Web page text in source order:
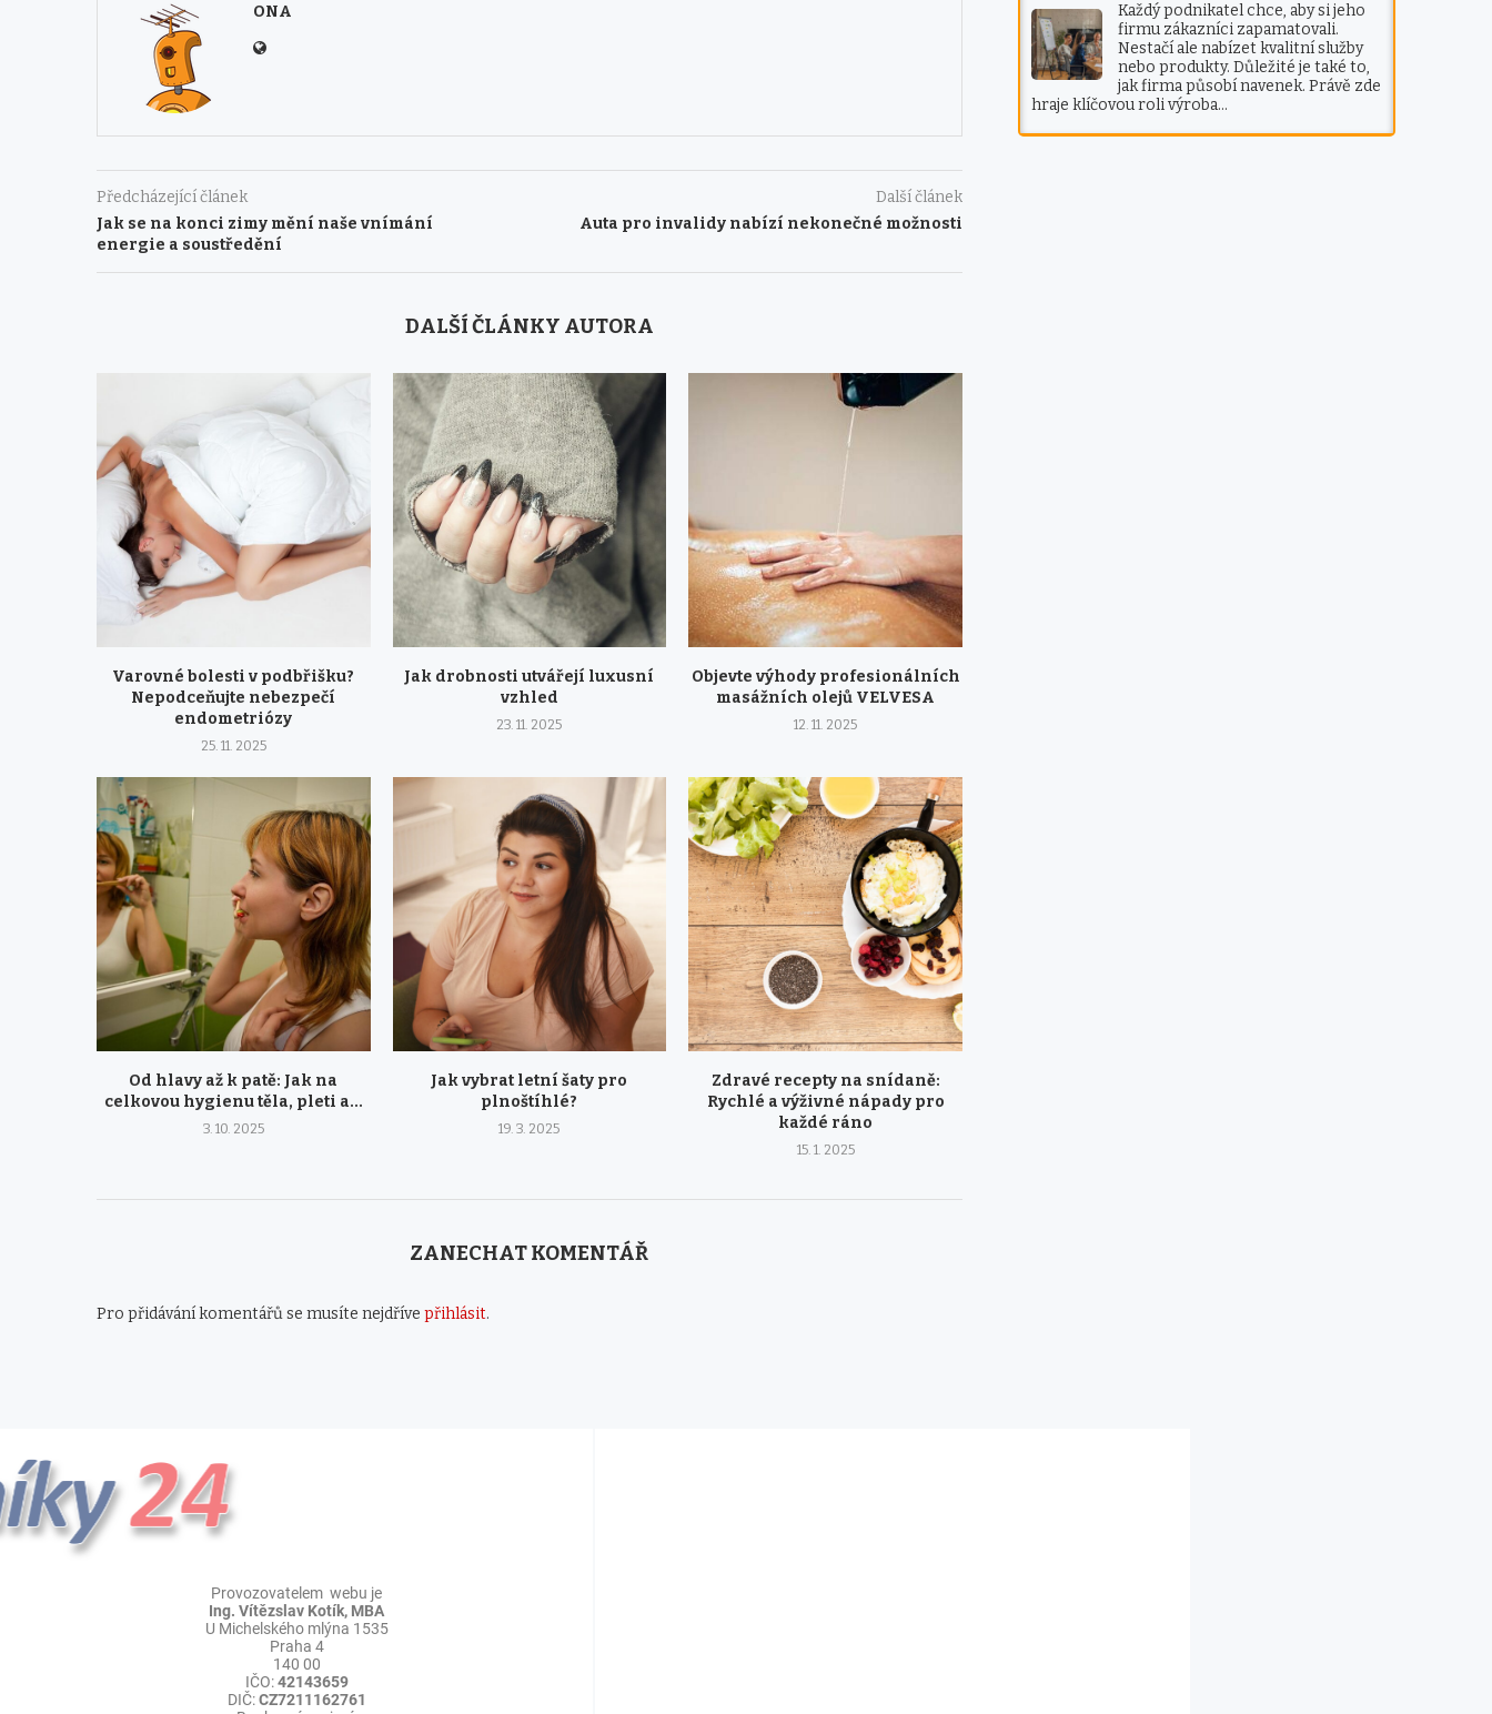
ONA
Předcházející článek
Jak se na konci zimy mění naše vnímání
energie a soustředění
Další článek
Auta pro invalidy nabízí nekonečné možnosti
DALŠÍ ČLÁNKY AUTORA
Varovné bolesti v podbřišku?
Nepodceňujte nebezpečí
endometriózy
25. 11. 2025
Jak drobnosti utvářejí luxusní
vzhled
23. 11. 2025
Objevte výhody profesionálních
masážních olejů VELVESA
12. 11. 2025
Od hlavy až k patě: Jak na
celkovou hygienu těla, pleti a...
3. 10. 2025
Jak vybrat letní šaty pro
plnoštíhlé?
19. 3. 2025
Zdravé recepty na snídaně:
Rychlé a výživné nápady pro
každé ráno
15. 1. 2025
ZANECHAT KOMENTÁŘ
Pro přidávání komentářů se musíte nejdříve přihlásit.
Každý podnikatel chce, aby si jeho
firmu zákazníci zapamatovali.
Nestačí ale nabízet kvalitní služby
nebo produkty. Důležité je také to,
jak firma působí navenek. Právě zde
hraje klíčovou roli výroba…
Provozovatelem webu je
Ing. Vítězslav Kotík, MBA
U Michelského mlýna 1535
Praha 4
140 00
IČO:42143659
DIČ:CZ7211162761